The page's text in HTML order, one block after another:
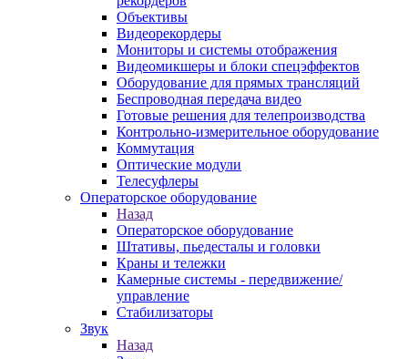
Объективы
Видеорекордеры
Мониторы и системы отображения
Видеомикшеры и блоки спецэффектов
Оборудование для прямых трансляций
Беспроводная передача видео
Готовые решения для телепроизводства
Контрольно-измерительное оборудование
Коммутация
Оптические модули
Телесуфлеры
Операторское оборудование
Назад
Операторское оборудование
Штативы, пьедесталы и головки
Краны и тележки
Камерные системы - передвижение/
управление
Стабилизаторы
Звук
Назад